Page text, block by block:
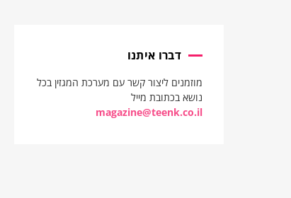
דברו איתנו
מוזמנים ליצור קשר עם מערכת המגזין בכל
נושא בכתובת מייל
magazine@teenk.co.il